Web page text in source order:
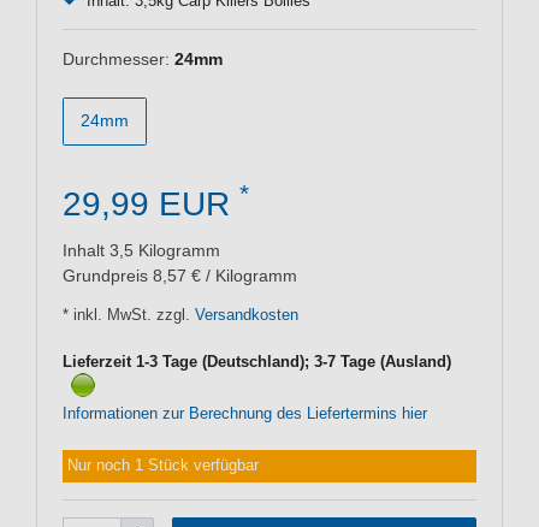
Durchmesser: 24mm
24mm
29,99 EUR *
Inhalt 3,5 Kilogramm
Grundpreis 8,57 € / Kilogramm
* inkl. MwSt. zzgl. Versandkosten
Lieferzeit 1-3 Tage (Deutschland); 3-7 Tage (Ausland)
Informationen zur Berechnung des Liefertermins hier
Nur noch 1 Stück verfügbar